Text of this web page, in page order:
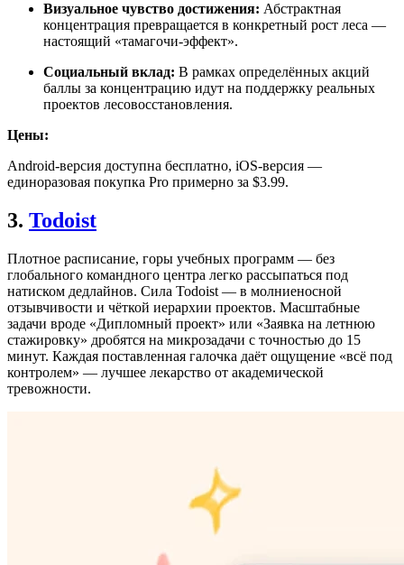
Визуальное чувство достижения: Абстрактная
концентрация превращается в конкретный рост леса —
настоящий «тамагочи-эффект».
Социальный вклад: В рамках определённых акций
баллы за концентрацию идут на поддержку реальных
проектов лесовосстановления.
Цены:
Android-версия доступна бесплатно, iOS-версия —
единоразовая покупка Pro примерно за $3.99.
3. Todoist
Плотное расписание, горы учебных программ — без
глобального командного центра легко рассыпаться под
натиском дедлайнов. Сила Todoist — в молниеносной
отзывчивости и чёткой иерархии проектов. Масштабные
задачи вроде «Дипломный проект» или «Заявка на летнюю
стажировку» дробятся на микрозадачи с точностью до 15
минут. Каждая поставленная галочка даёт ощущение «всё под
контролем» — лучшее лекарство от академической
тревожности.